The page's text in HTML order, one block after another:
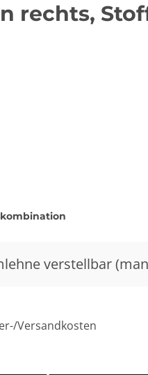
rechts,
verstellbar
Versandkosten